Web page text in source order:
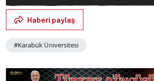
Haberi paylaş
#Karabük Üniversitesi